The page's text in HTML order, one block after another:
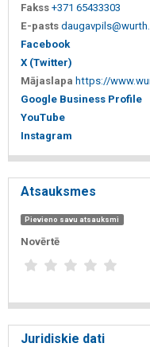
Fakss +371 65433303
E-pasts
Facebook
X (Twitter)
Mājaslapa https://
Google Business Profile
YouTube
Instagram
Atsauksmes
Pievieno savu atsauksmi
Novērtē
Juridiskie dati